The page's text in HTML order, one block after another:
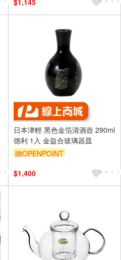
日本津輕 黑色金箔清酒壺 290ml
德利 1入 金益合玻璃器皿
贈OPENPOINT
$1,400